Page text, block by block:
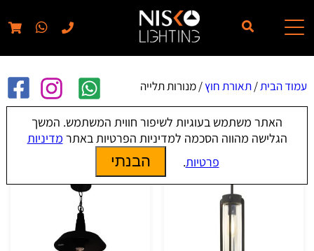
עמוד הבית/תאורת חוץ/ מנורות תלייה
מנורות תלייה
האתר משתמש בעוגיות לשיפור חווית המשתמש. המשך
הגלישה מהווה הסכמה למדיניות הפרטיות באתר מדיניות
פרטיות. הבנתי